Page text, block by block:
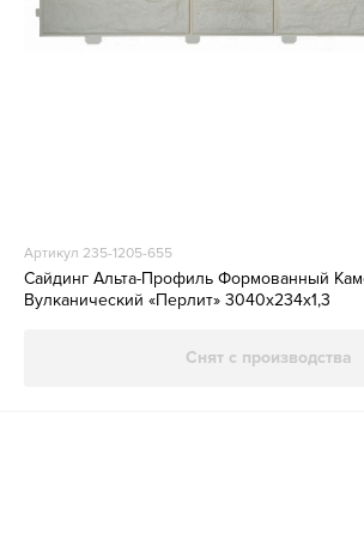
Артикул 235-1205-655
Сайдинг Альта-Профиль Формованный
Вулканический «Перлит» 3040х234х1,3
Снят с производства